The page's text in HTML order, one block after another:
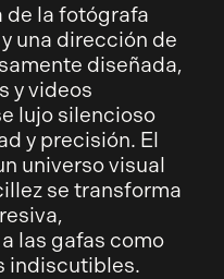
de la fotógrafa
una dirección de
diseñada,
y videos
lujo silencioso
y precisión. El
universo visual
se transforma
las gafas como
indiscutibles.